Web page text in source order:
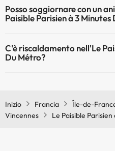
Posso soggiornare con un
Paisible Parisien à 3 Minutes
Métro.
C'è riscaldamento nell'Le
Du Métro?
Inizio
Francia Île-de-
Vincennes
Le Paisible